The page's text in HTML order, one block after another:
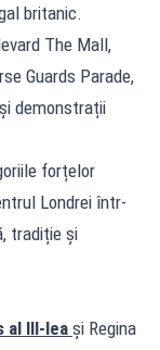
britanic.
The Mall,
Guards Parade,
demonstrații
forțelor
Londrei într-
tradiție și
al III-leași Regina